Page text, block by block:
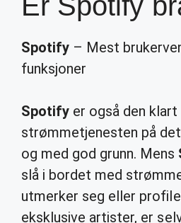
Spotify – Mest
funksjoner
Spotify er også den
strømmetjenesten på
og med god grunn. Mens
slå i bordet med
utmerker seg eller
eksklusive artister, er